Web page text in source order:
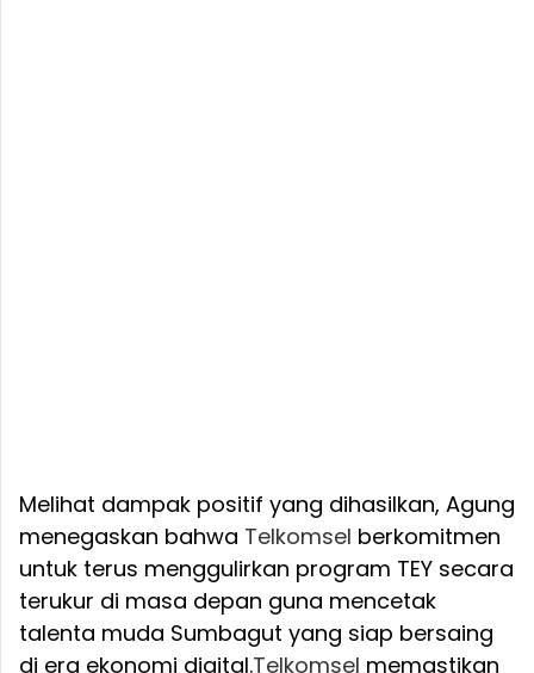
Melihat dampak positif yang dihasilkan, Agung
menegaskan bahwa Telkomsel berkomitmen
untuk terus menggulirkan program TEY secara
terukur di masa depan guna mencetak
talenta muda Sumbagut yang siap bersaing
di era ekonomi digital.Telkomsel memastikan